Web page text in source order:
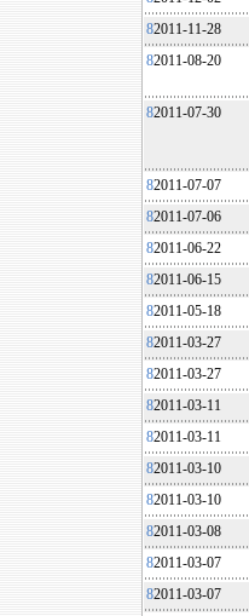
82011-11-28
82011-08-20
82011-07-30
82011-07-07
82011-07-06
82011-06-22
82011-06-15
82011-05-18
82011-03-27
82011-03-27
82011-03-11
82011-03-11
82011-03-10
82011-03-10
82011-03-08
82011-03-07
82011-03-07